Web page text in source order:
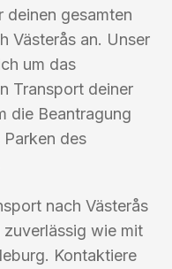
deinen gesamten
Västerås an. Unser
um das
Transport deiner
die Beantragung
des
nach Västerås
wie mit
Kontaktiere